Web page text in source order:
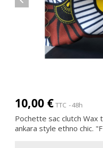
10,00 € TTC 48h
Pochette sac clutch Wax
ankara style ethno chic.